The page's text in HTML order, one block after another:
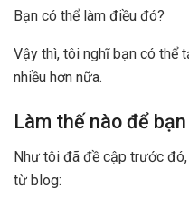
Bạn có thể làm điều đó?
Vậy thì, tôi nghĩ bạn có thể
nhiều hơn nữa.
Làm thế nào để
Như tôi đã đề cập trước
từ blog: